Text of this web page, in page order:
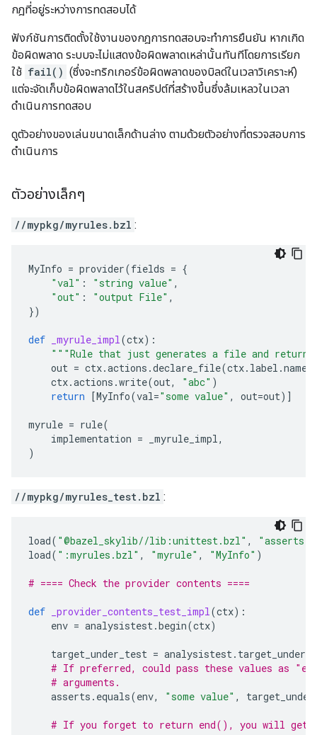
กฎที่อยู่ระหว่างการทดสอบได้
ฟังก์ชันการติดตั้งใช้งานของกฎการทดสอบจะทำการยืนยัน หากเกิด
ข้อผิดพลาด ระบบจะไม่แสดงข้อผิดพลาดเหล่านั้นทันทีโดยการเรียก
ใช้ fail() (ซึ่งจะทริกเกอร์ข้อผิดพลาดของบิลด์ในเวลาวิเคราะห์)
แต่จะจัดเก็บข้อผิดพลาดไว้ในสคริปต์ที่สร้างขึ้นซึ่งล้มเหลวในเวลา
ดำเนินการทดสอบ
ดูตัวอย่างของเล่นขนาดเล็กด้านล่าง ตามด้วยตัวอย่างที่ตรวจสอบการ
ดำเนินการ
ตัวอย่างเล็กๆ
//mypkg/myrules.bzl :
MyInfo = provider(fields = {
"val" : "string value" ,
"out" : "output File" ,
})
def _myrule_impl(ctx):
"""Rule that just generates a file and
out = ctx.actions .declare_file(ctx. label .name
ctx.actions .write(out, "abc" )
return [MyInfo(val="some value" , out=out)]
myrule = rule(
implementation = _myrule_impl,
)
//mypkg/myrules_test.bzl :
load( "@bazel_skylib//lib:unittest.bzl" , "asserts"
load( ":myrules.bzl" , "myrule" , "MyInfo" )
# ==== Check the provider contents ====
def _provider_contents_test_impl(ctx):
env = analysistest.begin(ctx)
target_under_test = analysistest.
# If preferred, could pass these values as
# arguments.
asserts . equals(env, "some value" ,
# If you forget to return end(), you will get